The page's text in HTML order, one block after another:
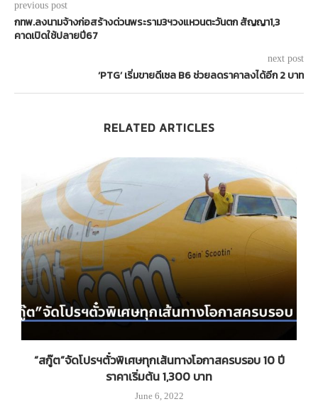
previous post
กทพ.ลงนามจ้างก่อสร้างด่วนพระราม3ฯวงแหวนตะวันตก สัญญา1,3
คาดเปิดใช้ปลายปี67
next post
‘PTG’ เริ่มขายดีเซล B6 ช่วยลดราคาลงได้อีก 2 บาท
RELATED ARTICLES
“สกู๊ต”จัดโปรฯตั๋วพิเศษทุกเส้นทางโอกาสครบรอบ 10 ปี
ราคาเริ่มต้น 1,300 บาท
June 6, 2022